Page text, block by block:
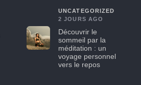
UNCATEGORIZED
2 JOURS AGO
Découvrir le
sommeil par la
méditation : un
voyage personnel
vers le repos